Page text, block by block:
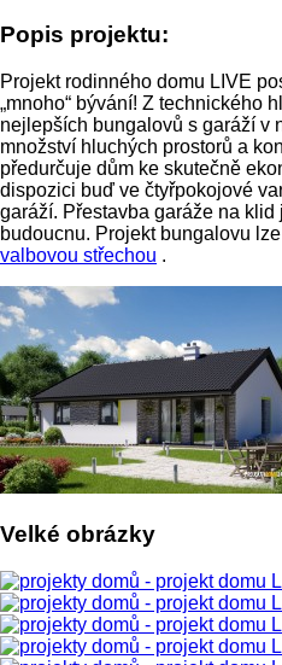
Popis projektu:
Projekt rodinného domu LIVE
„mnoho“ bývání! Z technického
nejlepších bungalovů s garáží v
množství hluchých prostorů a
předurčuje dům ke skutečně
dispozici buď ve čtyřpokojové
garáží. Přestavba garáže na
budoucnu. Projekt bungalovu
valbovou střechou .
Velké obrázky